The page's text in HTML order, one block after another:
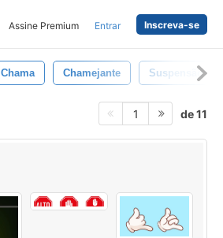
Assine Premium Entrar Inscreva-se
Chama Chamejante Suspensão
1 de 11